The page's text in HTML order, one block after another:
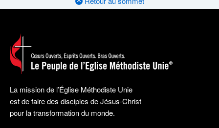
La mission de l’Église Méthodiste Unie
est de faire des disciples de Jésus-Christ
pour la transformation du monde.